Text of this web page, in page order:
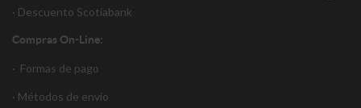
· Descuento Scotiabank
Compras On-Line:
· Formas de pago
· Métodos de envío